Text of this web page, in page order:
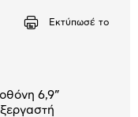
Εκτύπωσέ το
6,9”